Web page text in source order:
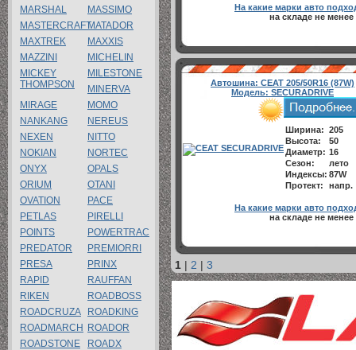
На какие марки авто
на складе не менее
Автошина: CEAT 205/50R16 (87W)
Модель: SECURADRIVE
Ширина: 205
Высота:
50
Диаметр: 16
Сезон:
лето
Индексы: 87W
Протект:
напр.
На какие марки авто
на складе не менее
1 | 2 | 3
MARSHAL
MASSIMO
MASTERCRAFTMATADOR
MAXTREK
MAXXIS
MAZZINI
MICHELIN
MICKEY
THOMPSON
MILESTONE
MINERVA
MIRAGE
MOMO
NANKANG
NEREUS
NEXEN
NITTO
NOKIAN
NORTEC
ONYX
OPALS
ORIUM
OTANI
OVATION
PACE
PETLAS
PIRELLI
POINTS
POWERTRAC
PREDATOR
PREMIORRI
PRESA
PRINX
RAPID
RAUFFAN
RIKEN
ROADBOSS
ROADCRUZA
ROADKING
ROADMARCH
ROADOR
ROADSTONE
ROADX